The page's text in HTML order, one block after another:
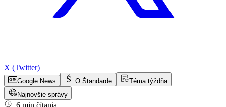
X (Twitter)
Google News O Štandarde
Téma týždňa
Najnovšie správy
6 min čítania